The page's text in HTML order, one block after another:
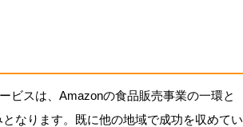
ビスは、Amazonの食品販売事業の一環と
なります。既に他の地域で成功を収めてい